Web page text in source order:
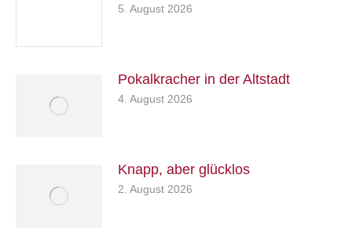
5. August 2026
Pokalkracher in der Altstadt
4. August 2026
Knapp, aber glücklos
2. August 2026